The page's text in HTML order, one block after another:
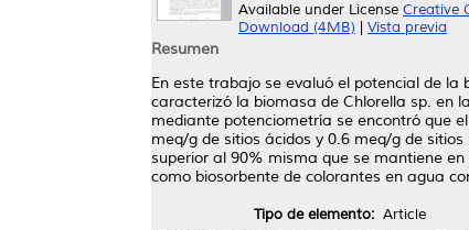
Available under License Creative
Download (4MB)
Vista previa
Resumen
En este trabajo se evaluó el potencial de
caracterizó la biomasa de Chlorella sp. en
mediante potenciometría se encontró que
meq/g de sitios ácidos y 0.6 meq/g de
superior al 90% misma que se mantiene
como biosorbente de colorantes en agua
Tipo de elemento: Article